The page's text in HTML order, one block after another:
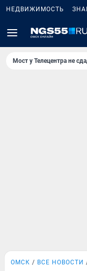
НЕДВИЖИМОСТЬ
Мост у Телецентра не
ОМСК ВСЕ НОВОСТИ